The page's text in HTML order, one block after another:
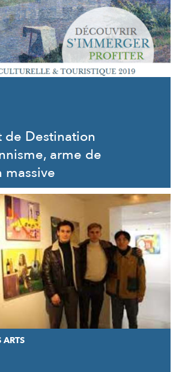
de Destination
arme de
ARTS